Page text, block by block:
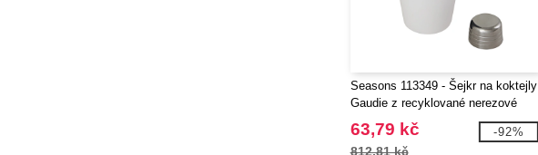
Seasons 113349 - Šejkr na koktejly
Gaudie z recyklované nerezové
oceli
63,79 kč
812,81 kč
-92%